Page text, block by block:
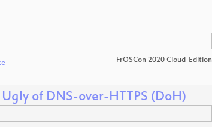
FrOSCon 2020 Cloud-Edition
of DNS-over-HTTPS (DoH)